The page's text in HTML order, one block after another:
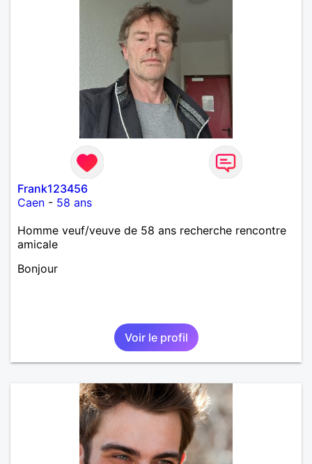
Frank123456
Caen - 58 ans
Homme veuf/veuve de 58 ans recherche rencontre
amicale
Bonjour
Voir le profil